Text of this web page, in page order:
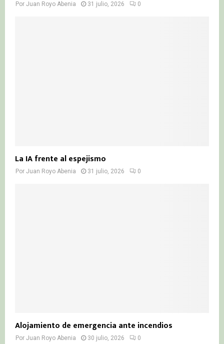
Por Juan Royo Abenia 31 julio, 2026 0
La IA frente al espejismo
Por Juan Royo Abenia 31 julio, 2026 0
Alojamiento de emergencia ante incendios
Por Juan Royo Abenia 30 julio, 2026 0